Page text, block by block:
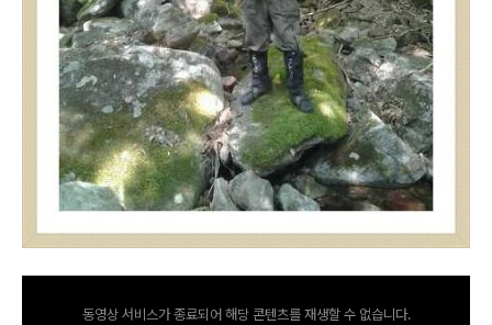
동영상 서비스가 종료되어 해당 콘텐츠를 재생할 수 없습니다.